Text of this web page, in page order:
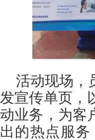
活动现场，
发宣传单页，
动业务，为客
出的热点服